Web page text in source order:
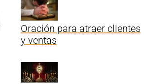
Oración para atraer clientes
y ventas